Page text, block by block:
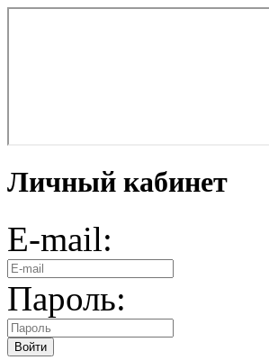
Личный кабинет
E-mail:
Пароль:
Войти